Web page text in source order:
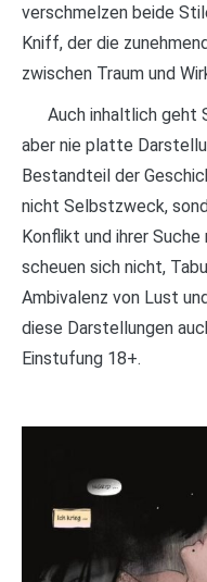
verschmelzen beide
Kniff, der die
zwischen Traum und
Auch inhaltlich geht
aber nie platte
Bestandteil der
nicht Selbstzweck,
Konflikt und ihrer
scheuen sich nicht,
Ambivalenz von Lust
diese Darstellungen
Einstufung 18+.